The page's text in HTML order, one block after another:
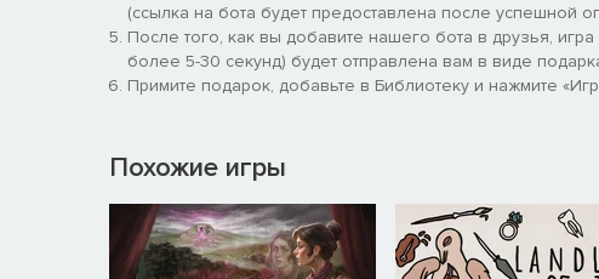
Индика, заручившись такими своеобразными связями со
монастыря. Открывшаяся ей картина являет собой
(ссылка на бота будет предоставлена после успешной
После того, как вы добавите нашего бота в друзья,
более 5-30 секунд) будет отправлена вам в виде
Примите подарок, добавьте в Библиотеку и нажмите
Похожие игры